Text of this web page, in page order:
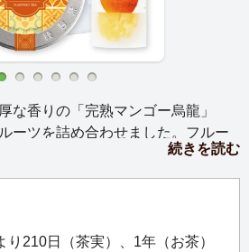
な香りの「完熟マンゴー烏龍」
ーツを詰め合わせました。フルー
烏龍茶の爽やかな味わいが、夏の
。季節の贈りものにもおすすめで
続きを読む
210日（茶実）、1年（お茶）